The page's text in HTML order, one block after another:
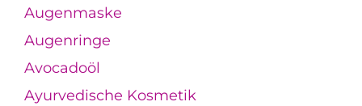
Augenmaske
Augenringe
Avocadoöl
Ayurvedische Kosmetik